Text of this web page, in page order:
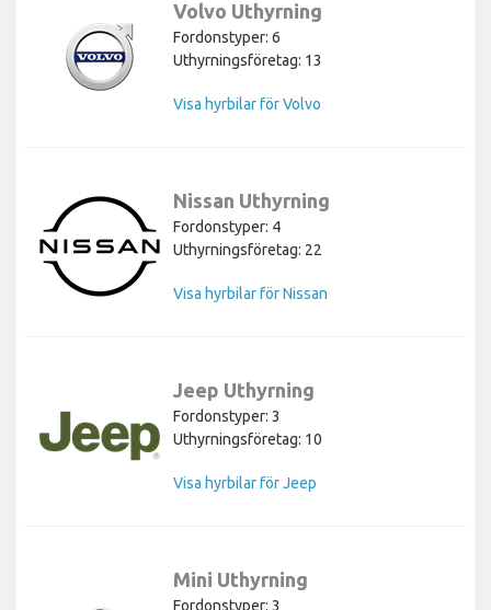
Volvo Uthyrning
Fordonstyper: 6
Uthyrningsföretag: 13
Visa hyrbilar för Volvo
Nissan Uthyrning
Fordonstyper: 4
Uthyrningsföretag: 22
Visa hyrbilar för Nissan
Jeep Uthyrning
Fordonstyper: 3
Uthyrningsföretag: 10
Visa hyrbilar för Jeep
Mini Uthyrning
Fordonstyper: 3